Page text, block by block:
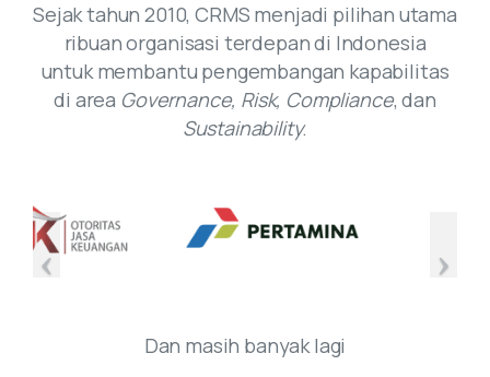
Sejak tahun 2010, CRMS menjadi pilihan utama
ribuan organisasi terdepan di Indonesia
untuk membantu pengembangan kapabilitas
di area Governance, Risk, Compliance, dan
Sustainability.
Dan masih banyak lagi